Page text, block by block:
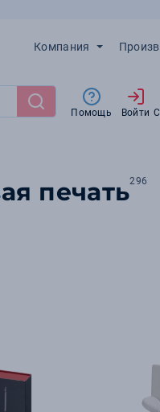
Компания
Помощь Войти
печать296